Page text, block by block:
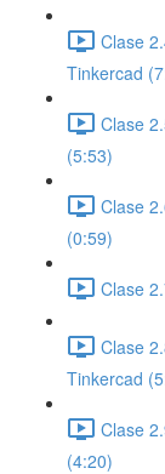
Clase
Tinkercad
Clase
(5:53)
Clase
(0:59)
Clase
Clase
Tinkercad
Clase
(4:20)